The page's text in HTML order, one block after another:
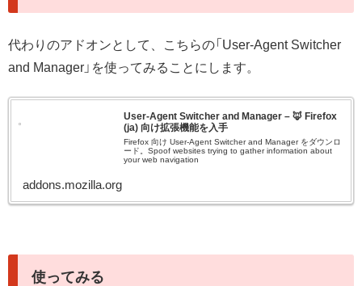
代わりのアドオンとして、こちらの「User-Agent Switcher
and Manager」を使ってみることにします。
User-Agent Switcher and Manager – 🦊 Firefox
(ja) 向け拡張機能を入手
Firefox 向け User-Agent Switcher and Manager をダウンロ
ード。Spoof websites trying to gather information about
your web navigation
addons.mozilla.org
使ってみる